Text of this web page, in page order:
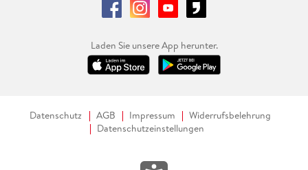
Laden Sie unsere App herunter.
Datenschutz AGB Impressum
Widerrufsbelehrung
Datenschutzeinstellungen